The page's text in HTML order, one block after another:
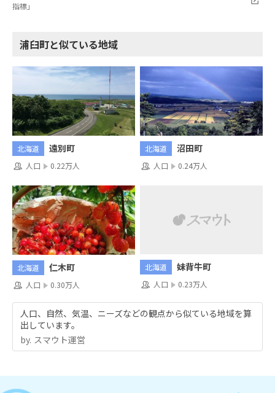
指標」
浦臼町と似ている地域
北海道 遠別町
人口 0.22万人
北海道 沼田町
人口 0.24万人
北海道 仁木町
人口 0.30万人
北海道 妹背牛町
人口 0.23万人
人口、自然、気温、ニーズなどの観点から似ている地域を算
出しています。
by.︎ スマウト運営